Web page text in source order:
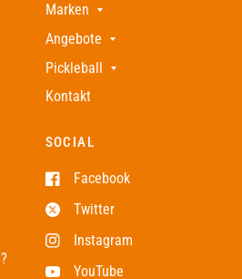
Marken
Angebote
Pickleball
Kontakt
SOCIAL
Facebook
Twitter
Instagram
YouTube